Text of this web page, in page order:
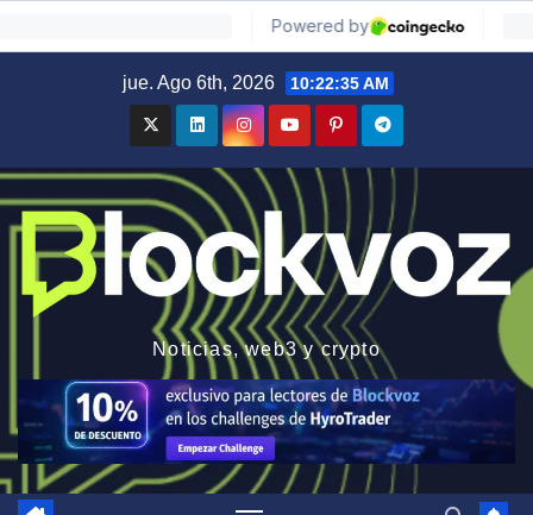
jue. Ago 6th, 2026 10:22:36 AM
Noticias, web3 y crypto